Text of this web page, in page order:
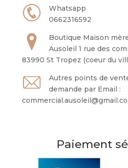
Whatsapp
0662316592
Boutique Maison
Ausoleil 1 rue des
83990 St Tropez (coeur du
Autres points de
demande par Email :
Paiement